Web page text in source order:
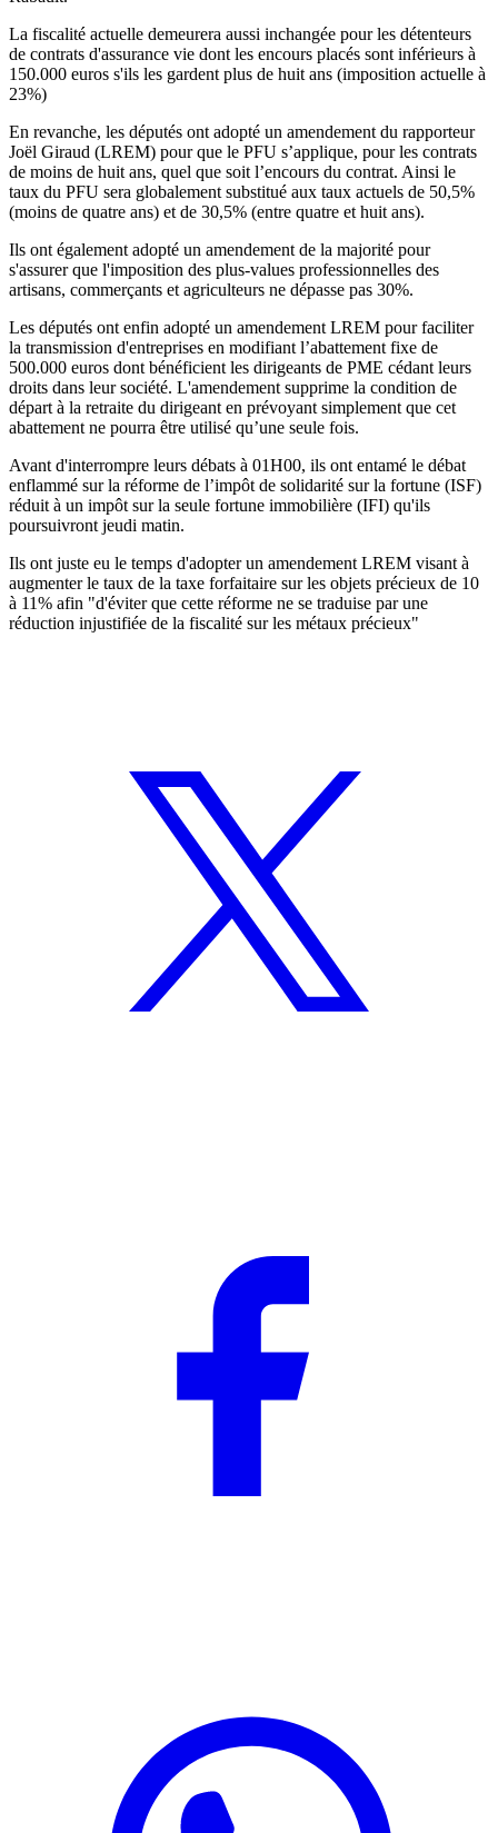
La fiscalité actuelle demeurera aussi inchangée pour les détenteurs
de contrats d'assurance vie dont les encours placés sont inférieurs à
150.000 euros s'ils les gardent plus de huit ans (imposition actuelle à
23%)
En revanche, les députés ont adopté un amendement du rapporteur
Joël Giraud (LREM) pour que le PFU s’applique, pour les contrats
de moins de huit ans, quel que soit l’encours du contrat. Ainsi le
taux du PFU sera globalement substitué aux taux actuels de 50,5%
(moins de quatre ans) et de 30,5% (entre quatre et huit ans).
Ils ont également adopté un amendement de la majorité pour
s'assurer que l'imposition des plus-values professionnelles des
artisans, commerçants et agriculteurs ne dépasse pas 30%.
Les députés ont enfin adopté un amendement LREM pour faciliter
la transmission d'entreprises en modifiant l’abattement fixe de
500.000 euros dont bénéficient les dirigeants de PME cédant leurs
droits dans leur société. L'amendement supprime la condition de
départ à la retraite du dirigeant en prévoyant simplement que cet
abattement ne pourra être utilisé qu’une seule fois.
Avant d'interrompre leurs débats à 01H00, ils ont entamé le débat
enflammé sur la réforme de l’impôt de solidarité sur la fortune (ISF)
réduit à un impôt sur la seule fortune immobilière (IFI) qu'ils
poursuivront jeudi matin.
Ils ont juste eu le temps d'adopter un amendement LREM visant à
augmenter le taux de la taxe forfaitaire sur les objets précieux de 10
à 11% afin "d'éviter que cette réforme ne se traduise par une
réduction injustifiée de la fiscalité sur les métaux précieux"